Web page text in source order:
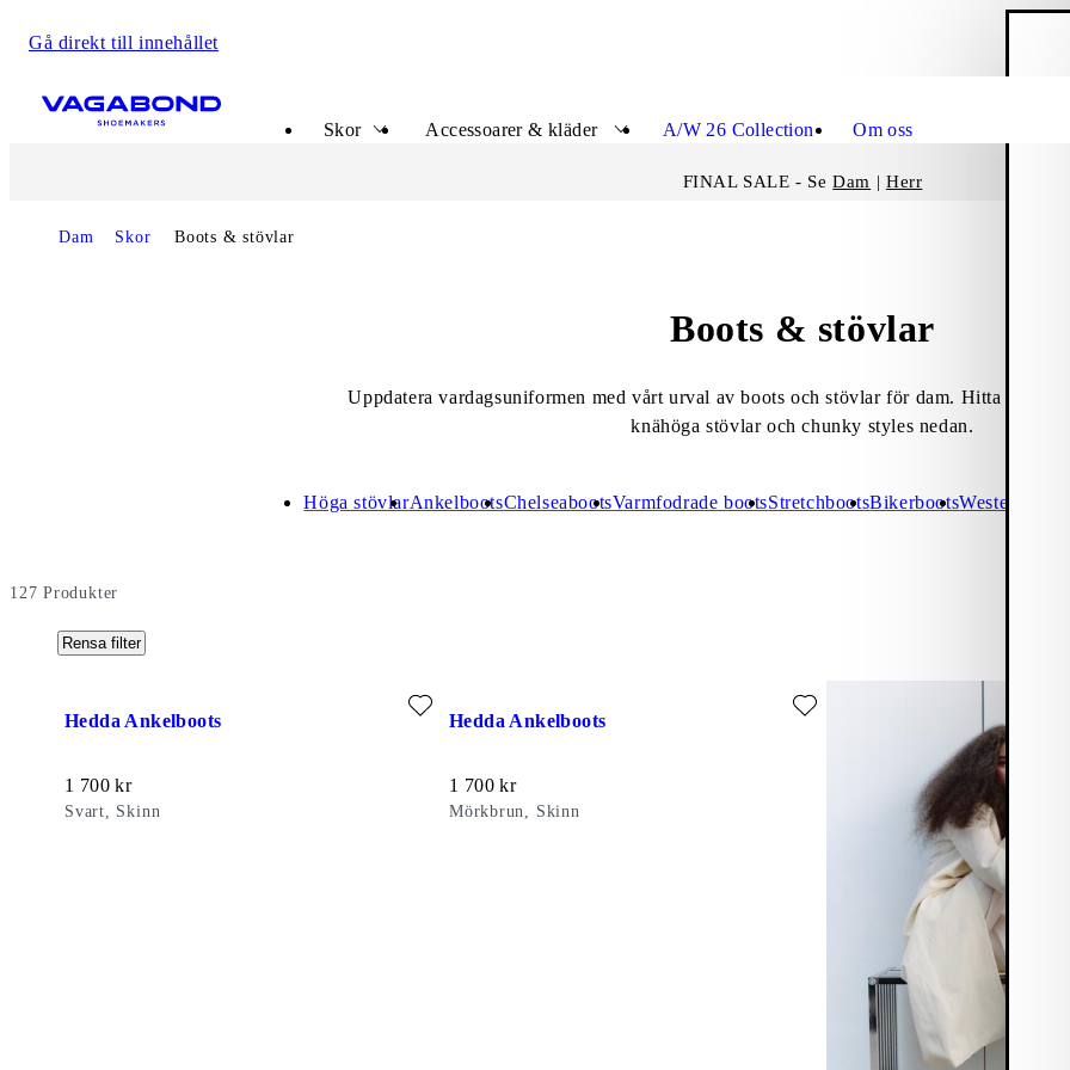
Gå direkt till innehållet
Skor
Accessoarer & kläder A/W 26 Collection Om oss
FINAL SALE - SeDam | Herr
Start page
Dam Skor Boots & stövlar
Boots & stövlar
Uppdatera vardagsuniformen med vårt urval av boots och stövlar för dam. Hitta allt
knähöga stövlar och chunky styles nedan.
Höga stövlarAnkelbootsChelseabootsVarmfodrade bootsStretchbootsBikerbootsWesternboots
127 Produkter
Rensa filter
Hedda Ankelboots
Pris:
1 700kr
Svart, Skinn
Lägg till favorit: HEDDA ANKELBOOTS (Svart, Skinn)
Hedda Ankelboots
Pris:
1 700kr
Mörkbrun, Skinn
Lägg till favorit: HEDDA ANKELBOOTS (Mörkbrun, Skinn)